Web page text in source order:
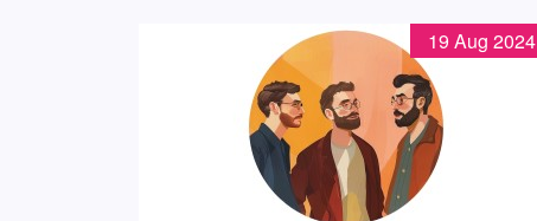
19 Aug 2024